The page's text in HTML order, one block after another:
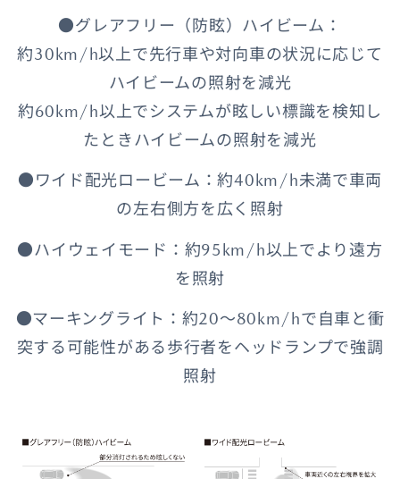
●グレアフリー（防眩）ハイビーム：
約30km/h以上で先行車や対向車の状況に応じて
ハイビームの照射を減光
約60km/h以上でシステムが眩しい標識を検知し
たときハイビームの照射を減光
●ワイド配光ロービーム：約40km/h未満で車両
の左右側方を広く照射
●ハイウェイモード：約95km/h以上でより遠方
を照射
●マーキングライト：約20～80km/hで自車と衝
突する可能性がある歩行者をヘッドランプで強調
照射